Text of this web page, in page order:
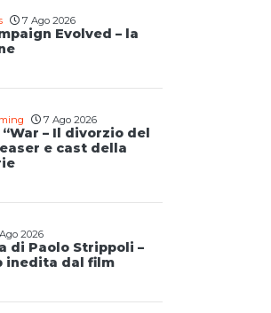
7 Ago 2026
Evolved – la
7 Ago 2026
– Il divorzio del
e cast della
2026
di Paolo Strippoli –
inedita dal film